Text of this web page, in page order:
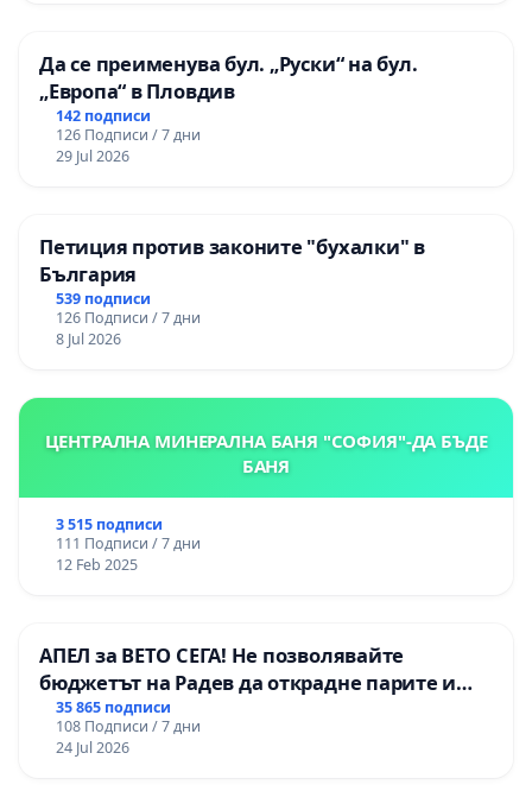
Да се преименува бул. „Руски“ на бул.
„Европа“ в Пловдив
142 подписи
126 Подписи / 7 дни
29 Jul 2026
Петиция против законите "бухалки" в
България
539 подписи
126 Подписи / 7 дни
8 Jul 2026
ЦЕНТРАЛНА МИНЕРАЛНА БАНЯ "СОФИЯ"-ДА БЪДЕ
БАНЯ
3 515 подписи
111 Подписи / 7 дни
12 Feb 2025
АПЕЛ за ВЕТО СЕГА! Не позволявайте
бюджетът на Радев да открадне парите и
правата ни в тъмното
35 865 подписи
108 Подписи / 7 дни
24 Jul 2026